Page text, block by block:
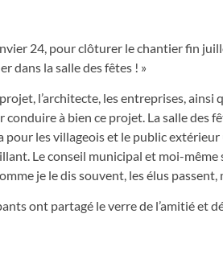
24, pour clôturer le chantier fin
dans la salle des fêtes ! »
l’architecte, les entreprises, ainsi
à bien ce projet. La salle des
les villageois et le public
Le conseil municipal et moi-
je le dis souvent, les élus passent,
ont partagé le verre de l’amitié et